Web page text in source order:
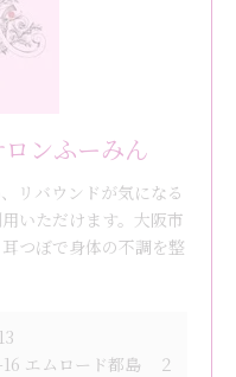
ンふーみん
リバウンドが気になる
いただけます。大阪市
つぼで身体の不調を整
16 エムロード都島 ２